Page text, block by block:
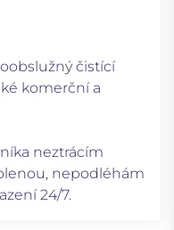
čistící
komerční a
neztrácím
nepodléhám
24/7.